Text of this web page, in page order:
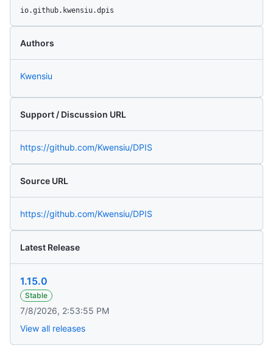
io.github.kwensiu.dpis
Authors
Kwensiu
Support / Discussion URL
https://github.com/Kwensiu/DPIS
Source URL
https://github.com/Kwensiu/DPIS
Latest Release
1.15.0
Stable
7/8/2026, 2:53:55 PM
View all releases